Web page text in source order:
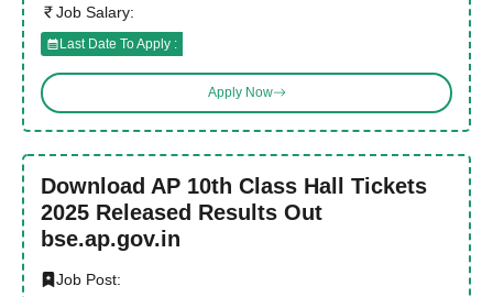
Job Salary:
Last Date To Apply :
Apply Now
Download AP 10th Class Hall Tickets
2025 Released Results Out
bse.ap.gov.in
Job Post: